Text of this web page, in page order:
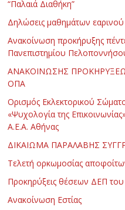
“Παλαιά Διαθήκη”
Δηλώσεις μαθημάτων
Ανακοίνωση προκήρυξης
Πανεπιστημίου
ΑΝΑΚΟΙΝΩΣΗΣ
ΟΠΑ
Ορισμός Εκλεκτορικού
«Ψυχολογία της
Α.Ε.Α. Αθήνας
ΔΙΚΑΙΩΜΑ ΠΑΡΑΛΑΒΗΣ
Τελετή ορκωμοσίας
Προκηρύξεις θέσεων ΔΕΠ του
Ανακοίνωση Εστίας